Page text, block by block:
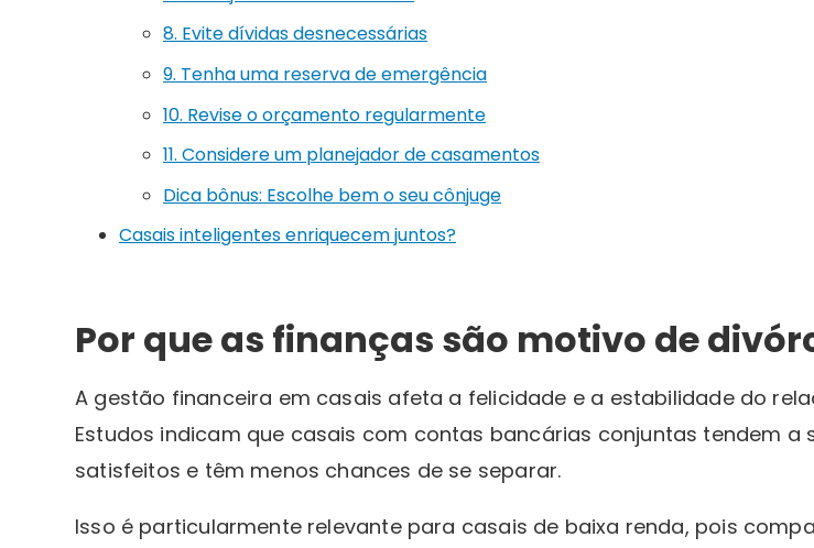
8. Evite dívidas desnecessárias
9. Tenha uma reserva de emergência
10. Revise o orçamento regularmente
11. Considere um planejador de casamentos
Dica bônus: Escolhe bem o seu cônjuge
Casais inteligentes enriquecem juntos?
Por que as finanças são motivo de
A gestão financeira em casais afeta a felicidade e a estabilidade do
Estudos indicam que casais com contas bancárias conjuntas tendem a
satisfeitos e têm menos chances de se separar.
Isso é particularmente relevante para casais de baixa renda, pois